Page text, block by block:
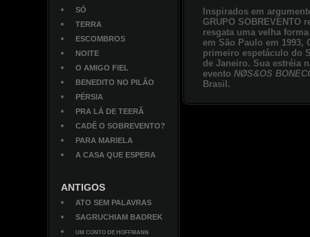
SÓ
TERRA
ESCOMBROS
NOITE
O AMIGO FIEL
BENEDITO NO PILÃO
PÉRSIA
PRA LÁ DE TEERÃ
CADÊ O SOBREVENTO?
PARA MARIELA
A CASA QUE ESPERA
ANTIGOS
ATO SEM PALAVRAS
SAGRUCHIAM BADREK
UM CONTO DE HOFFMANN
Inspirados em
GRUPO SOBREVENTO
resgata uma velha
em São Paulo em 1993,
primeiro espetáculo do
de Janeiro. Sua estréia
evento NØS&OS
Brasil.